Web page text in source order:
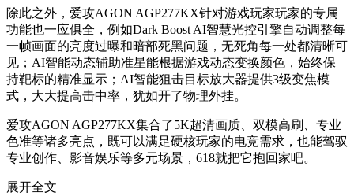
除此之外，爱攻AGON AGP277KX针对游戏玩家玩家的专属
功能也一应俱全，例如Dark Boost AI智慧光控引擎自动调整每
一帧画面的亮度过曝和暗部死黑问题，无死角每一处都清晰可
见；AI智能动态辅助准星能根据游戏动态变换颜色，始终保
持靶标的精准显示；AI智能狙击目标放大器提供3级变焦模
式，大大提高击中率，犹如开了物理外挂。
爱攻AGON AGP277KX集合了5K超清画质、双模高刷、专业
色准等诸多亮点，既可以满足硬核玩家的电竞需求，也能驾驭
专业创作、影音娱乐等多元场景，618就把它抱回家吧。
展开全文